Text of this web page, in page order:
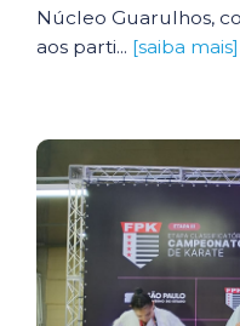
Núcleo Guarulhos,
aos parti... [saiba mais]